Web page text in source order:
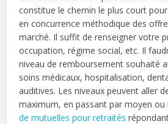
constitue le chemin le plus court
en concurrence méthodique des
marché. Il suffit de renseigner votre
occupation, régime social, etc. Il
niveau de remboursement souhaité
soins médicaux, hospitalisation,
auditives. Les niveaux peuvent aller
maximum, en passant par moyen
de mutuelles pour retraités